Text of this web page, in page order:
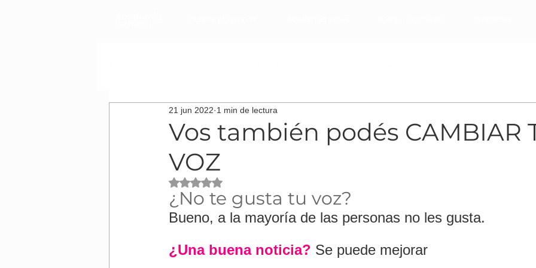
Cómo desarrollar tu carrera laboral Email Marketing
Vos también podés CAMBIAR
VOZ
21 jun 2022 1 min de lectura
Obtuvo NaN de 5 estrellas.
¿No te gusta tu voz?
Bueno, a la mayoría de las personas no les gusta.
¿Una buena noticia? Se puede mejorar